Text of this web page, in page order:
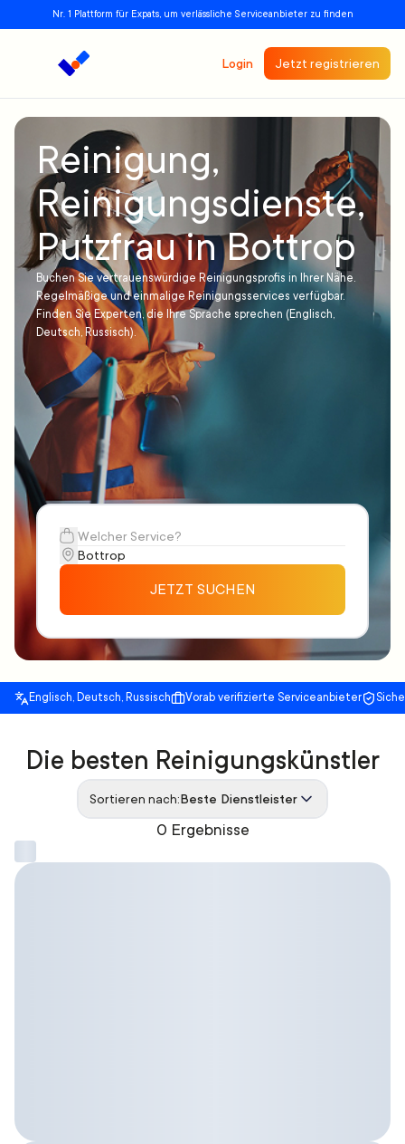
Nr. 1 Plattform für Expats, um verlässliche Serviceanbieter zu finden
Login Jetzt registrieren
Reinigung,
Reinigungsdienste,
Putzfrau in Bottrop
Buchen Sie vertrauenswürdige Reinigungsprofis in Ihrer Nähe.
Regelmäßige und einmalige Reinigungsservices verfügbar.
Finden Sie Experten, die Ihre Sprache sprechen (Englisch,
Deutsch, Russisch).
JETZT SUCHEN
Englisch, Deutsch, Russisch Vorab verifizierte Serviceanbieter
0 Ergebnisse
Die besten Reinigungskünstler
Sortieren nach:Beste Dienstleister